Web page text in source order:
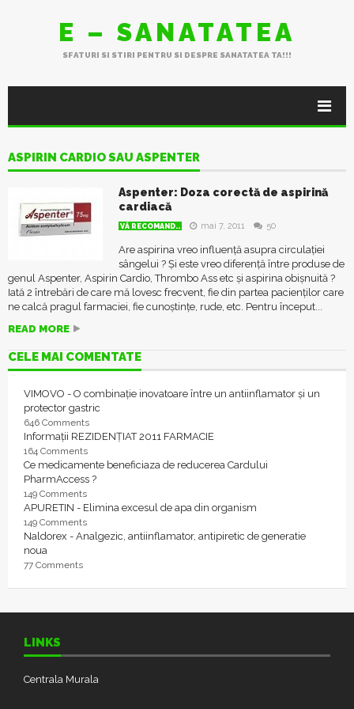
E – SANATATEA
SFATURI SI STIRI PENTRU SI DESPRE SANATATEA TA!!!
ASPIRIN CARDIO SAU ASPENTER
Aspenter: Doza corectă de aspirină
cardiacă
VĂ RECOMAND.. mai 7, 2011 50
Are aspirina vreo influență asupra circulației
sângelui ? Și este vreo diferență între produse de
genul Aspenter, Aspirin Cardio, Thrombo Ass etc și aspirina obișnuită ?
Iată 2 întrebări de care mă lovesc frecvent, fie din partea pacienților care
ne calcă pragul farmaciei, fie cunoștințe, rude, etc. Pentru început...
READ MORE
CELE MAI COMENTATE
VIMOVO - O combinație inovatoare între un antiinflamator și un
protector gastric
646 Comments
Informații REZIDENȚIAT 2011 FARMACIE
164 Comments
Ce medicamente beneficiaza de reducerea Cardului
PharmAccess ?
149 Comments
APURETIN - Elimina excesul de apa din organism
149 Comments
Naldorex - Analgezic, antiinflamator, antipiretic de generatie
noua
77 Comments
LINKS
Centrala Murala